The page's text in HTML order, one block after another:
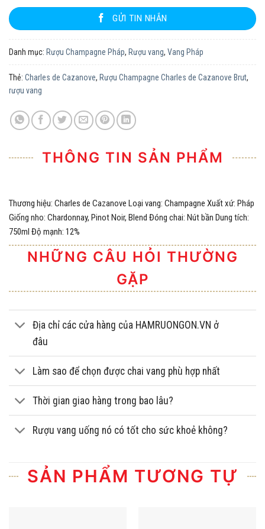
GỬI TIN NHẮN
Danh mục: Rượu Champagne Pháp, Rượu vang, Vang Pháp
Thẻ: Charles de Cazanove, Rượu Champagne Charles de Cazanove Brut,
rượu vang
THÔNG TIN SẢN PHẨM
Thương hiệu: Charles de Cazanove Loại vang: Champagne Xuất xứ: Pháp
Giống nho: Chardonnay, Pinot Noir, Blend Đóng chai: Nút bần Dung tích:
750ml Độ mạnh: 12%
NHỮNG CÂU HỎI THƯỜNG
GẶP
Địa chỉ các cửa hàng của HAMRUONGON.VN ở
đâu
Làm sao để chọn được chai vang phù hợp nhất
Thời gian giao hàng trong bao lâu?
Rượu vang uống nó có tốt cho sức khoẻ không?
SẢN PHẨM TƯƠNG TỰ